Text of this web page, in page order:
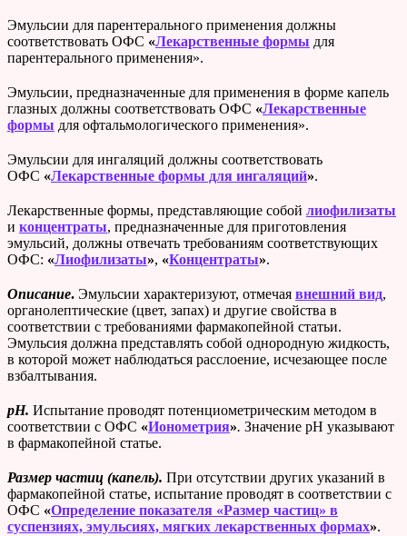
Эмульсии для парентерального применения должны
соответствовать ОФС «Лекарственные формы для
парентерального применения».
Эмульсии, предназначенные для применения в форме капель
глазных должны соответствовать ОФС «Лекарственные
формы для офтальмологического применения».
Эмульсии для ингаляций должны соответствовать
ОФС «Лекарственные формы для ингаляций».
Лекарственные формы, представляющие собой лиофилизаты
и концентраты, предназначенные для приготовления
эмульсий, должны отвечать требованиям соответствующих
ОФС: «Лиофилизаты», «Концентраты».
Описание. Эмульсии характеризуют, отмечая внешний вид,
органолептические (цвет, запах) и другие свойства в
соответствии с требованиями фармакопейной статьи.
Эмульсия должна представлять собой однородную жидкость,
в которой может наблюдаться расслоение, исчезающее после
взбалтывания.
pH. Испытание проводят потенциометрическим методом в
соответствии с ОФС «Ионометрия». Значение рН указывают
в фармакопейной статье.
Размер частиц (капель). При отсутствии других указаний в
фармакопейной статье, испытание проводят в соответствии с
ОФС «Определение показателя «Размер частиц» в
суспензиях, эмульсиях, мягких лекарственных формах».